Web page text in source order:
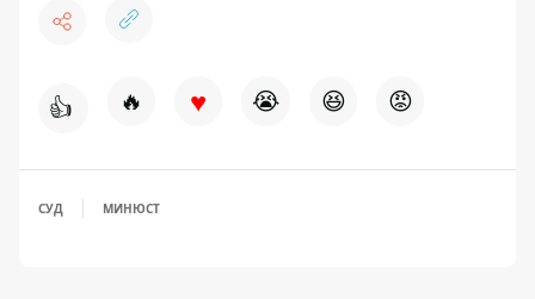
👍 🔥 ♥ 😭 😆 😡
СУД МИНЮСТ